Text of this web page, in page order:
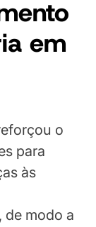
em
o
para
às
de modo a